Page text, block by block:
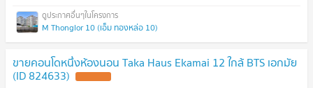
M Thonglor 10 (เอ็ม ทองหล่อ 10)
ขายคอนโดหนึ่งห้องนอน Taka Haus Ekamai 12 ใกล้ BTS เอกมัย
(ID 824633)